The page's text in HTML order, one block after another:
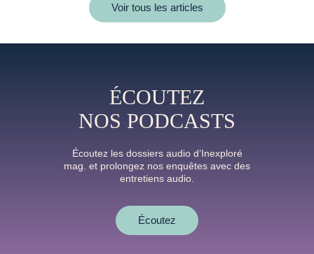
Voir tous les articles
ÉCOUTEZ
NOS PODCASTS
Écoutez les dossiers audio d’Inexploré
mag. et prolongez nos enquêtes avec des
entretiens audio.
Écoutez